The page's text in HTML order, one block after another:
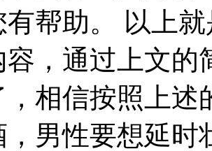
帮助。 以上
容，通过上文的
相信按照上述
男性要想延时